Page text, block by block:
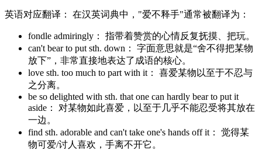
英语对应翻译： 在汉英词典中，"爱不释手"通常被翻译为：
fondle admiringly： 指带着赞赏的心情反复抚摸、把玩。
can't bear to put sth. down： 字面意思就是“舍不得把某物
放下”，非常直接地表达了成语的核心。
love sth. too much to part with it： 喜爱某物以至于不忍与
之分离。
be so delighted with sth. that one can hardly bear to put it
aside： 对某物如此喜爱，以至于几乎不能忍受将其放在
一边。
find sth. adorable and can't take one's hands off it： 觉得某
物可爱/讨人喜欢，手离不开它。